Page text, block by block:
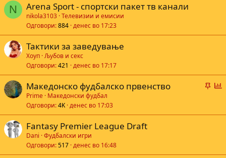
N Arena Sport - спортски пакет тв канали
nikola3103 Телевизии и емисии
Одговори 884 денес во 17:23
Тактики за заведување
Хоуп Љубов и секс
Одговори 421 денес во 17:17
В
н
Г
с
Македонско фудбалско првенство
Prime Македонски фудбал
Одговори 4K денес во 17:03
Fantasy Premier League Draft
Dani Фудбалски игри
Одговори 517 денес во 16:48